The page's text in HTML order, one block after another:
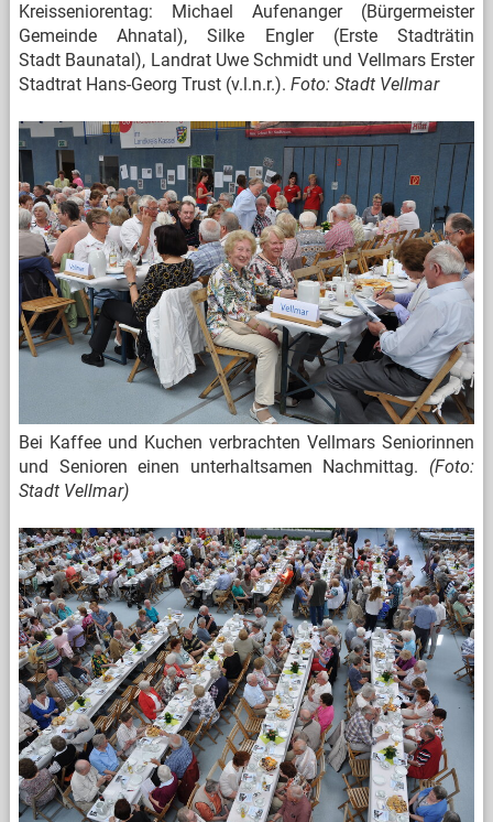
Kreisseniorentag: Michael Aufenanger (Bürgermeister
Gemeinde Ahnatal), Silke Engler (Erste Stadträtin
Stadt Baunatal), Landrat Uwe Schmidt und Vellmars Erster
Stadtrat Hans-Georg Trust (v.l.n.r.). Foto: Stadt Vellmar
Bei Kaffee und Kuchen verbrachten Vellmars Seniorinnen
und Senioren einen unterhaltsamen Nachmittag. (Foto:
Stadt Vellmar)